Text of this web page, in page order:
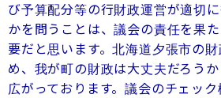
び予算配分等の行財政運営が適切
かを問うことは、議会の責任を果
要だと思います。北海道夕張市の
め、我が町の財政は大丈夫だろう
広がっております。議会のチェッ